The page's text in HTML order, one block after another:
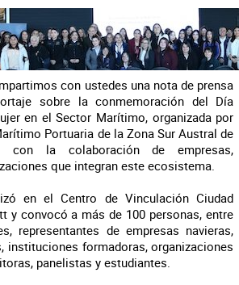
con ustedes una nota de prensa
sobre la conmemoración del Día
en el Sector Marítimo, organizada por
Portuaria de la Zona Sur Austral de
con la colaboración de empresas,
que integran este ecosistema.
en el Centro de Vinculación Ciudad
y convocó a más de 100 personas, entre
representantes de empresas navieras,
instituciones formadoras, organizaciones
panelistas y estudiantes.